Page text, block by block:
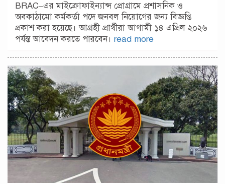
BRAC–এর মাইক্রোফাইন্যান্স প্রোগ্রামে প্রশাসনিক ও
অবকাঠামো কর্মকর্তা পদে জনবল নিয়োগের জন্য বিজ্ঞপ্তি
প্রকাশ করা হয়েছে। আগ্রহী প্রার্থীরা আগামী ১৪ এপ্রিল ২০২৬
পর্যন্ত আবেদন করতে পারবেন। read more